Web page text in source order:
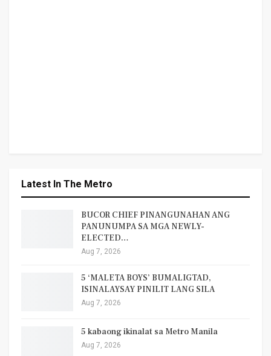
Latest In The Metro
BUCOR CHIEF PINANGUNAHAN ANG
PANUNUMPA SA MGA NEWLY-
ELECTED…
Aug 7, 2026
5 ‘MALETA BOYS’ BUMALIGTAD,
ISINALAYSAY PINILIT LANG SILA
Aug 7, 2026
5 kabaong ikinalat sa Metro Manila
Aug 7, 2026